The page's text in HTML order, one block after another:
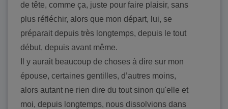
de tête, comme ça, juste pour faire plaisir, sans
plus réfléchir, alors que mon départ, lui, se
préparait depuis très longtemps, depuis le tout
début, depuis avant même.
Il y aurait beaucoup de choses à dire sur mon
épouse, certaines gentilles, d’autres moins,
alors autant ne rien dire du tout sinon qu'elle et
moi, depuis longtemps, nous dissolvions dans